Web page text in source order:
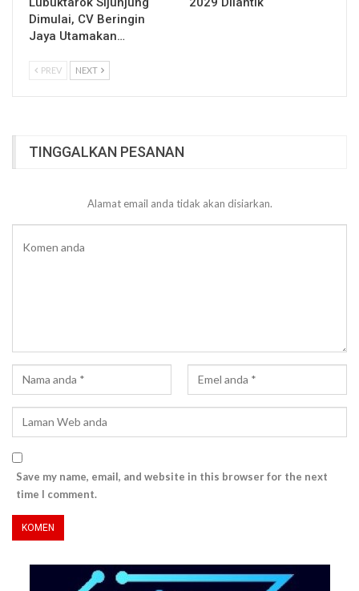
Dimulai, CV Beringin
Jaya Utamakan…
PREV NEXT
TINGGALKAN PESANAN
Alamat email anda tidak akan disiarkan.
Save my name, email, and website in this browser for the next
time I comment.